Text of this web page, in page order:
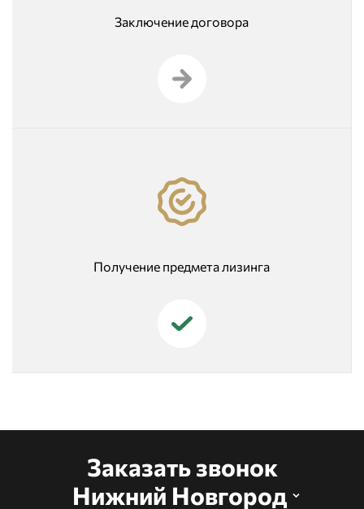
Заключение договора
Получение предмета лизинга
Заказать звонок
Нижний Новгород